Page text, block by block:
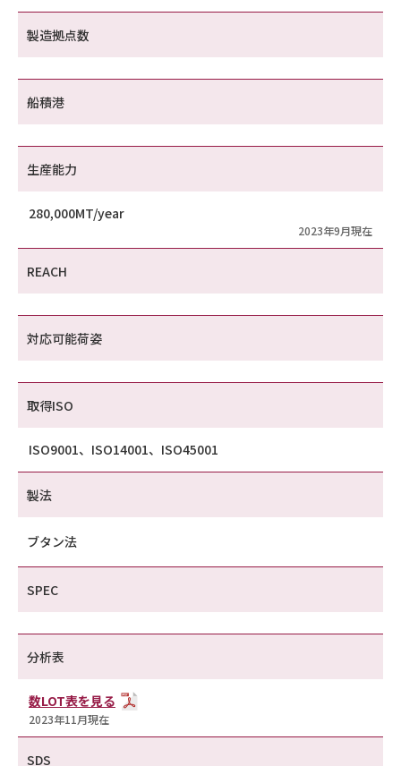
製造拠点数
船積港
生産能力
280,000MT/year
2023年9月現在
REACH
対応可能荷姿
取得ISO
ISO9001、ISO14001、ISO45001
製法
ブタン法
SPEC
分析表
数LOT表を見る
2023年11月現在
SDS